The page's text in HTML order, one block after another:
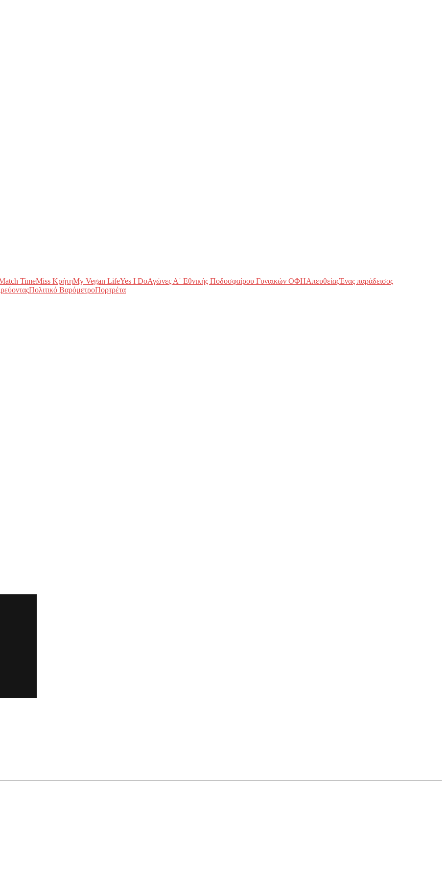
TimeMiss ΚρήτηMy Vegan LifeYes I DoΑγώνες Α΄ Εθνικής Ποδοσφαίρου Γυναικών ΟΦΗΑπευθείαςΈνας παράδεισος
Πολιτικό ΒαρόμετροΠορτρέτα